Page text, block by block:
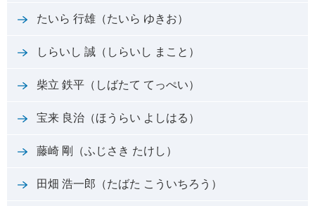
たいら 行雄（たいら ゆきお）
しらいし 誠（しらいし まこと）
柴立 鉄平（しばたて てっぺい）
宝来 良治（ほうらい よしはる）
藤崎 剛（ふじさき たけし）
田畑 浩一郎（たばた こういちろう）